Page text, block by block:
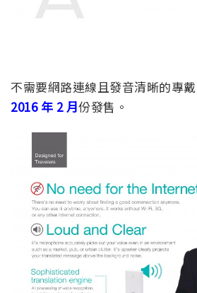
不需要網路連線且發音清晰的專
2016 年 2 月份發售。